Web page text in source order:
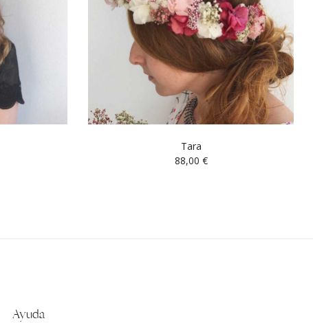
Tara
88,00 €
Ayuda